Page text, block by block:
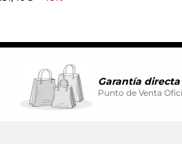
Garantía directa
Punto de Venta